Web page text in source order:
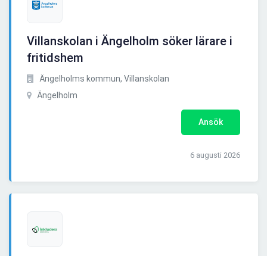
Villanskolan i Ängelholm söker lärare i
fritidshem
Ängelholms kommun, Villanskolan
Ängelholm
Ansök
6 augusti 2026